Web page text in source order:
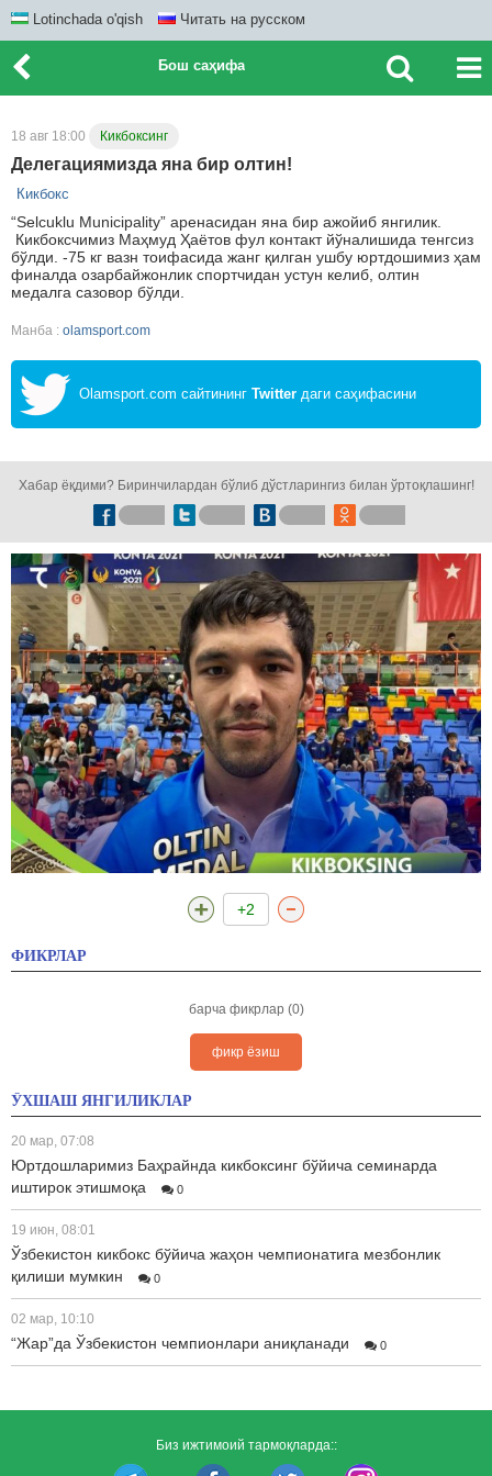
Lotinchada o'qish Читать на русском
Бош саҳифа
18 авг 18:00 Кикбоксинг
Делегациямизда яна бир олтин!
Кикбокс
“Selcuklu Municipality” аренасидан яна бир ажойиб янгилик.
Кикбоксчимиз Маҳмуд Ҳаётов фул контакт йўналишида тенгсиз
бўлди. -75 кг вазн тоифасида жанг қилган ушбу юртдошимиз ҳам
финалда озарбайжонлик спортчидан устун келиб, олтин
медалга сазовор бўлди.
Манба : olamsport.com
Olamsport.com сайтининг Twitter даги саҳифасини
Хабар ёқдими? Биринчилардан бўлиб дўстларингиз билан ўртоқлашинг!
+2
ФИКРЛАР
барча фикрлар (0)
фикр ёзиш
ЎХШАШ ЯНГИЛИКЛАР
20 мар, 07:08
Юртдошларимиз Баҳрайнда кикбоксинг бўйича семинарда
иштирок этишмоқа
0
19 июн, 08:01
Ўзбекистон кикбокс бўйича жаҳон чемпионатига мезбонлик
қилиши мумкин
0
02 мар, 10:10
“Жар”да Ўзбекистон чемпионлари аниқланади 0
Биз ижтимоий тармоқларда::